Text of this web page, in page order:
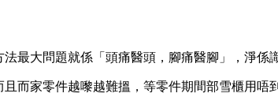
最大問題就係「頭痛醫頭，腳痛醫腳」，淨係
而家零件越嚟越難搵，等零件期間部雪櫃用唔